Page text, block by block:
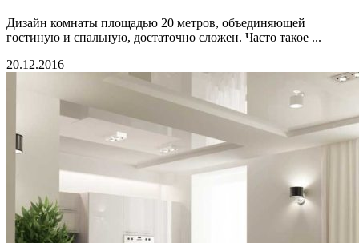
Дизайн комнаты площадью 20 метров, объединяющей
гостиную и спальную, достаточно сложен. Часто такое ...
20.12.2016